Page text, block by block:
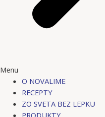
Menu
O NOVALIME
RECEPTY
ZO SVETA BEZ LEPKU
PRODUKTY